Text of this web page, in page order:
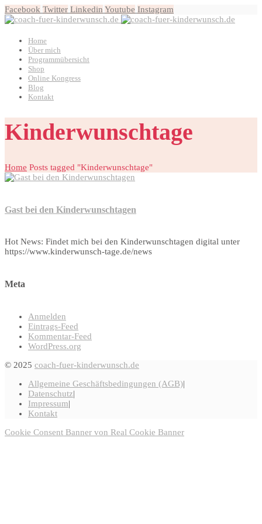
Facebook Twitter Linkedin Youtube Instagram
Home
Über mich
Programmübersicht
Shop
Online Kongress
Blog
Kontakt
Kinderwunschtage
Home Posts tagged "Kinderwunschtage"
Gast bei den Kinderwunschtagen
Hot News: Findet mich bei den Kinderwunschtagen digital unter
https://www.kinderwunsch-tage.de/news
Meta
Anmelden
Eintrags-Feed
Kommentar-Feed
WordPress.org
© 2025 coach-fuer-kinderwunsch.de
Allgemeine Geschäftsbedingungen (AGB)
Datenschutz
Impressum
Kontakt
Cookie Consent Banner von Real Cookie Banner